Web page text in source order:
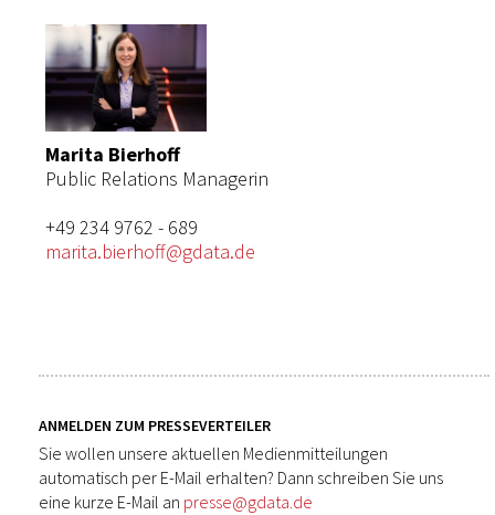
Marita Bierhoff
Public Relations Managerin
+49 234 9762 - 689
marita.bierhoff@gdata.de
ANMELDEN ZUM PRESSEVERTEILER
Sie wollen unsere aktuellen Medienmitteilungen
automatisch per E-Mail erhalten? Dann schreiben Sie uns
eine kurze E-Mail an presse@gdata.de